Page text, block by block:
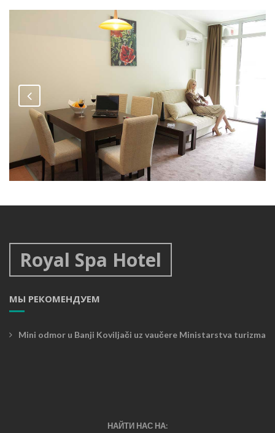
Royal Spa Hotel
МЫ РЕКОМЕНДУЕМ
Mini odmor u Banji Koviljači uz vaučere Ministarstva turizma
НАЙТИ НАС НА: